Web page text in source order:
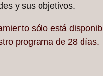
y sus objetivos.
sólo está
programa de 28 días.